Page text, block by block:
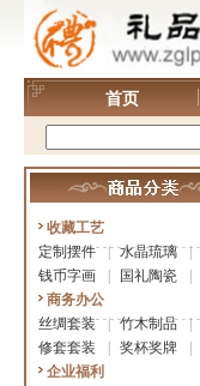
首页
收藏工艺
定制摆件
水晶琉璃 |
钱币字画
国礼陶瓷
商务办公
丝绸套装
竹木制品 |
修套套装
奖杯奖牌
企业福利